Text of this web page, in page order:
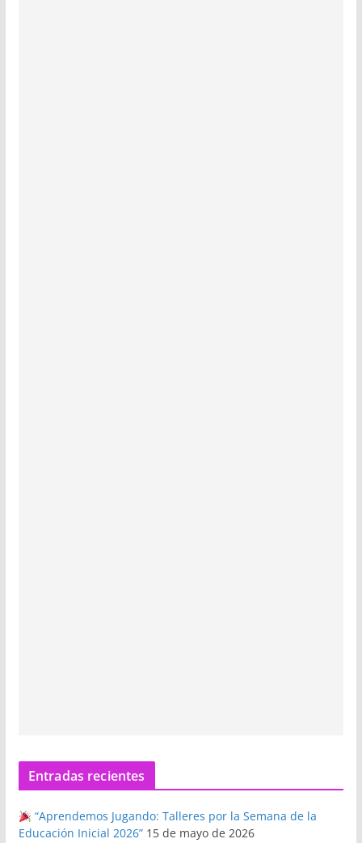
Entradas recientes
“Aprendemos Jugando: Talleres por la Semana de la
Educación Inicial 2026” 15 de mayo de 2026